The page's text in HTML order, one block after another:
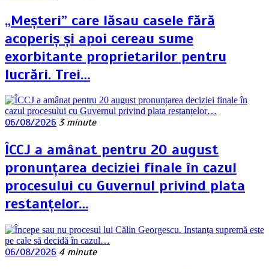
„Meșteri” care lăsau casele fără
acoperiș și apoi cereau sume
exorbitante proprietarilor pentru
lucrări. Trei…
06/08/2026 3 minute
ÎCCJ a amânat pentru 20 august
pronunțarea deciziei finale în cazul
procesului cu Guvernul privind plata
restanțelor…
06/08/2026 4 minute